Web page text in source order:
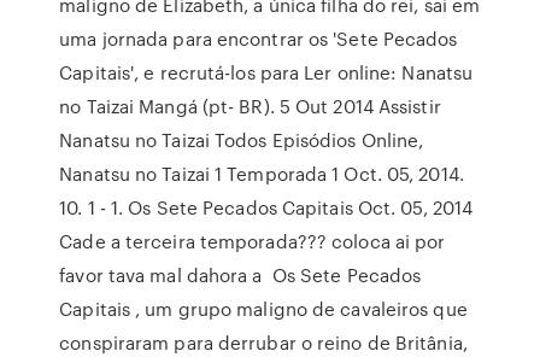
uma jornada para encontrar os 'Sete Pecados
Capitais', e recrutá-los para Ler online: Nanatsu
no Taizai Mangá (pt- BR). 5 Out 2014 Assistir
Nanatsu no Taizai Todos Episódios Online,
Nanatsu no Taizai 1 Temporada 1 Oct. 05, 2014.
10. 1 - 1. Os Sete Pecados Capitais Oct. 05, 2014
Cade a terceira temporada??? coloca ai por
favor tava mal dahora a Os Sete Pecados
Capitais , um grupo maligno de cavaleiros que
conspiraram para derrubar o reino de Britânia,